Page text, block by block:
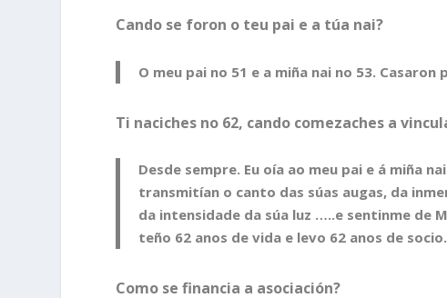
Cando se foron o teu pai e a túa nai?
O meu pai no 51 e a miña nai no 53. Casaron
Ti naciches no 62, cando comezaches a
Desde sempre. Eu oía ao meu pai e á miña
transmitían o canto das súas augas, da
da intensidade da súa luz …..e sentinme de
teño 62 anos de vida e levo 62 anos de
Como se financia a asociación?